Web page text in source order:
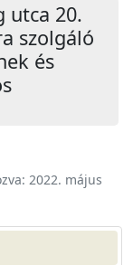
utca 20.
szolgáló
és
2022. május